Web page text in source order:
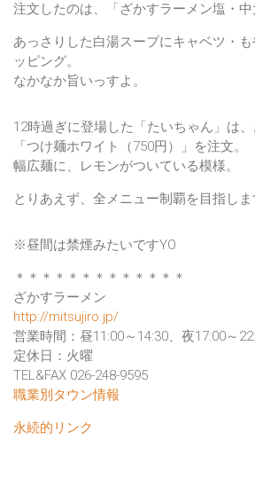
注文したのは、「ざかすラーメン塩・中
あっさりした白湯スープにキャベツ・
ッピング。
なかなか旨いっすよ。
12時過ぎに登場した「たいちゃん」は
「つけ麺ホワイト（750円）」を注文。
幅広麺に、レモンがついている模様。
とりあえず、全メニュー制覇を目指しま
※昼間は禁煙みたいですYO
＊＊＊＊＊＊＊＊＊＊＊＊＊
ざかすラーメン
http://mitsujiro.jp/
営業時間：昼11:00～14:30、夜17:00～
定休日：火曜
TEL&FAX 026-248-9595
職業別タウン情報
永続的リンク